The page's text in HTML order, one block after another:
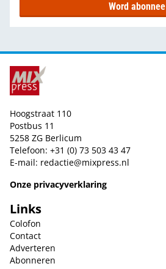
Word abonnee
Hoogstraat 110
Postbus 11
5258 ZG Berlicum
Telefoon: +31 (0) 73 503 43 47
E-mail: redactie@mixpress.nl
Onze privacyverklaring
Links
Colofon
Contact
Adverteren
Abonneren